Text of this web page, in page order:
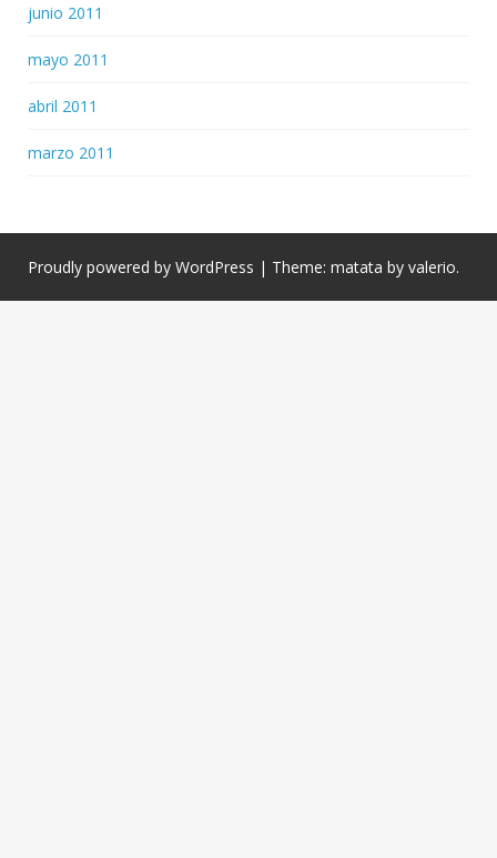
junio 2011
mayo 2011
abril 2011
marzo 2011
Proudly powered by WordPress | Theme: matata by valerio.